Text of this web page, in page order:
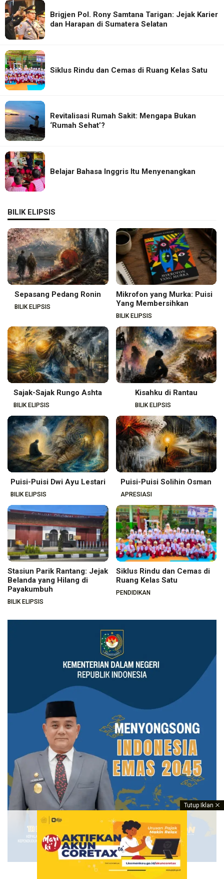
Brigjen Pol. Rony Samtana Tarigan: Jejak Karier
dan Harapan di Sumatera Selatan
Siklus Rindu dan Cemas di Ruang Kelas Satu
Revitalisasi Rumah Sakit: Mengapa Bukan
‘Rumah Sehat’?
Belajar Bahasa Inggris Itu Menyenangkan
BILIK ELIPSIS
Sepasang Pedang Ronin
BILIK ELIPSIS
Mikrofon yang Murka: Puisi
Yang Membersihkan
BILIK ELIPSIS
Sajak-Sajak Rungo Ashta
BILIK ELIPSIS
Kisahku di Rantau
BILIK ELIPSIS
Puisi-Puisi Dwi Ayu Lestari
BILIK ELIPSIS
Puisi-Puisi Solihin Osman
APRESIASI
Stasiun Parik Rantang: Jejak
Belanda yang Hilang di
Payakumbuh
BILIK ELIPSIS
Siklus Rindu dan Cemas di
Ruang Kelas Satu
PENDIDIKAN
Tutup Iklan